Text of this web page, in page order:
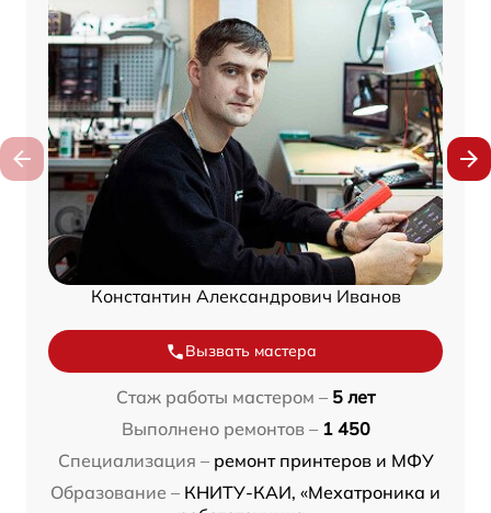
Константин Александрович Иванов
Вызвать мастера
Стаж работы мастером – 5 лет
Выполнено ремонтов – 1 450
Специализация – ремонт принтеров и МФУ
Образование – КНИТУ-КАИ, «Мехатроника и